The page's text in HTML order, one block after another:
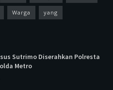
Warga yang
Sutrimo Diserahkan Polresta
Metro